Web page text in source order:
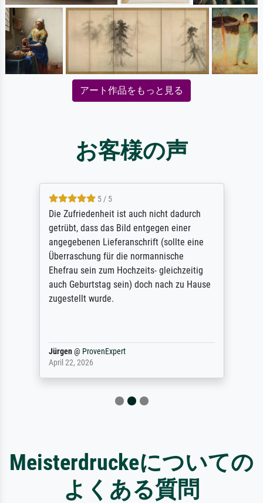
アート作品をもっと見る
お客様の声
5 / 5
Die Zufriedenheit ist auch nicht dadurch
getrübt, dass das Bild entgegen einer
angegebenen Lieferanschrift (sollte eine
Überraschung für die normannische
Ehefrau sein zum Hochzeits- gleichzeitig
auch Geburtstag sein) doch nach zu Hause
zugestellt wurde.
Jürgen@ ProvenExpert
April 22, 2026
Meisterdruckeについての
よくある質問